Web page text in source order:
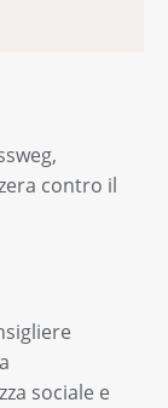
contro il
sociale e